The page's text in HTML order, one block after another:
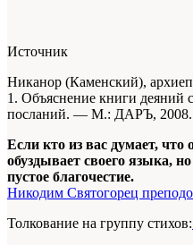
Источник
Никанор (Каменский),
1. Объяснение книги деяний
посланий. — М.: ДАРЪ,
Если кто из вас думает, что
обуздывает своего языка,
пустое благочестие.
Никодим Святогорец
Толкование на группу стихов: